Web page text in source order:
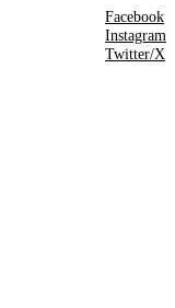
Facebook
Instagram
Twitter/X